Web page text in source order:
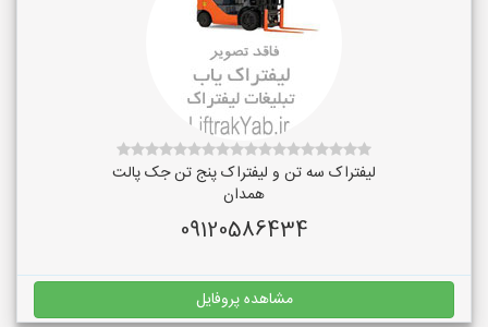
لیفتراک سه تن و لیفتراک پنج تن جک پالت
همدان
09120586434
مشاهده پروفایل